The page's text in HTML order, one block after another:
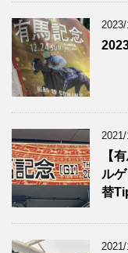
【
ル
替